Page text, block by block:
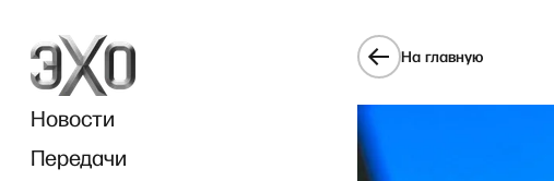
Новости
Передачи
На главную